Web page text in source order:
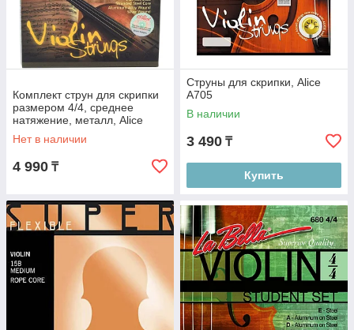
Комплект струн для скрипки
размером 4/4, среднее
натяжение, металл, Alice
A707
Нет в наличии
4 990 ₸
Струны для скрипки, Alice
A705
В наличии
3 490 ₸
Купить